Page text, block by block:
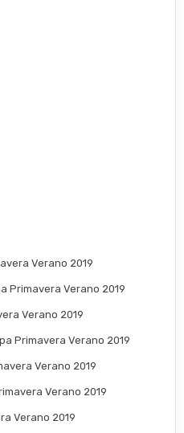
Verano 2019
Primavera Verano 2019
Verano 2019
Primavera Verano 2019
Verano 2019
Verano 2019
Verano 2019